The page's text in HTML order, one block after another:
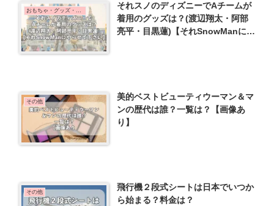
おもちゃ・グッズ・日用品
それスノのディズニーでAチームが
着用のグッズは？(渡辺翔太・阿部
亮平・目黒蓮)【それSnowManにや
その他
美的ベストビューティウーマン＆マ
ンの歴代は誰？一覧は？【画像あ
り】
その他
飛行機２段式シートは日本でいつか
ら始まる？料金は？